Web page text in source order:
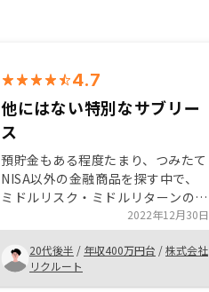
4.7
他にはない特別なサブリー
ス
預貯金もある程度たまり、つみたて
NISA以外の金融商品を探す中で、
ミドルリスク・ミドルリターンの不
動産投資を検討しました。 新築よ
り販売価格も適正で、売却時もスム
ーズなRENOSYの中古不動産を選択
しました。
2022年12月30日
20代後半 / 年収400万円台 /株式会社
リクルート